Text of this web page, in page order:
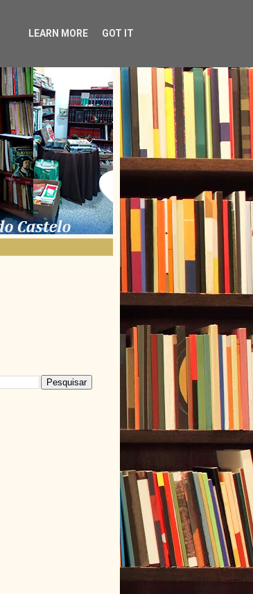
LEARN MORE GOT IT